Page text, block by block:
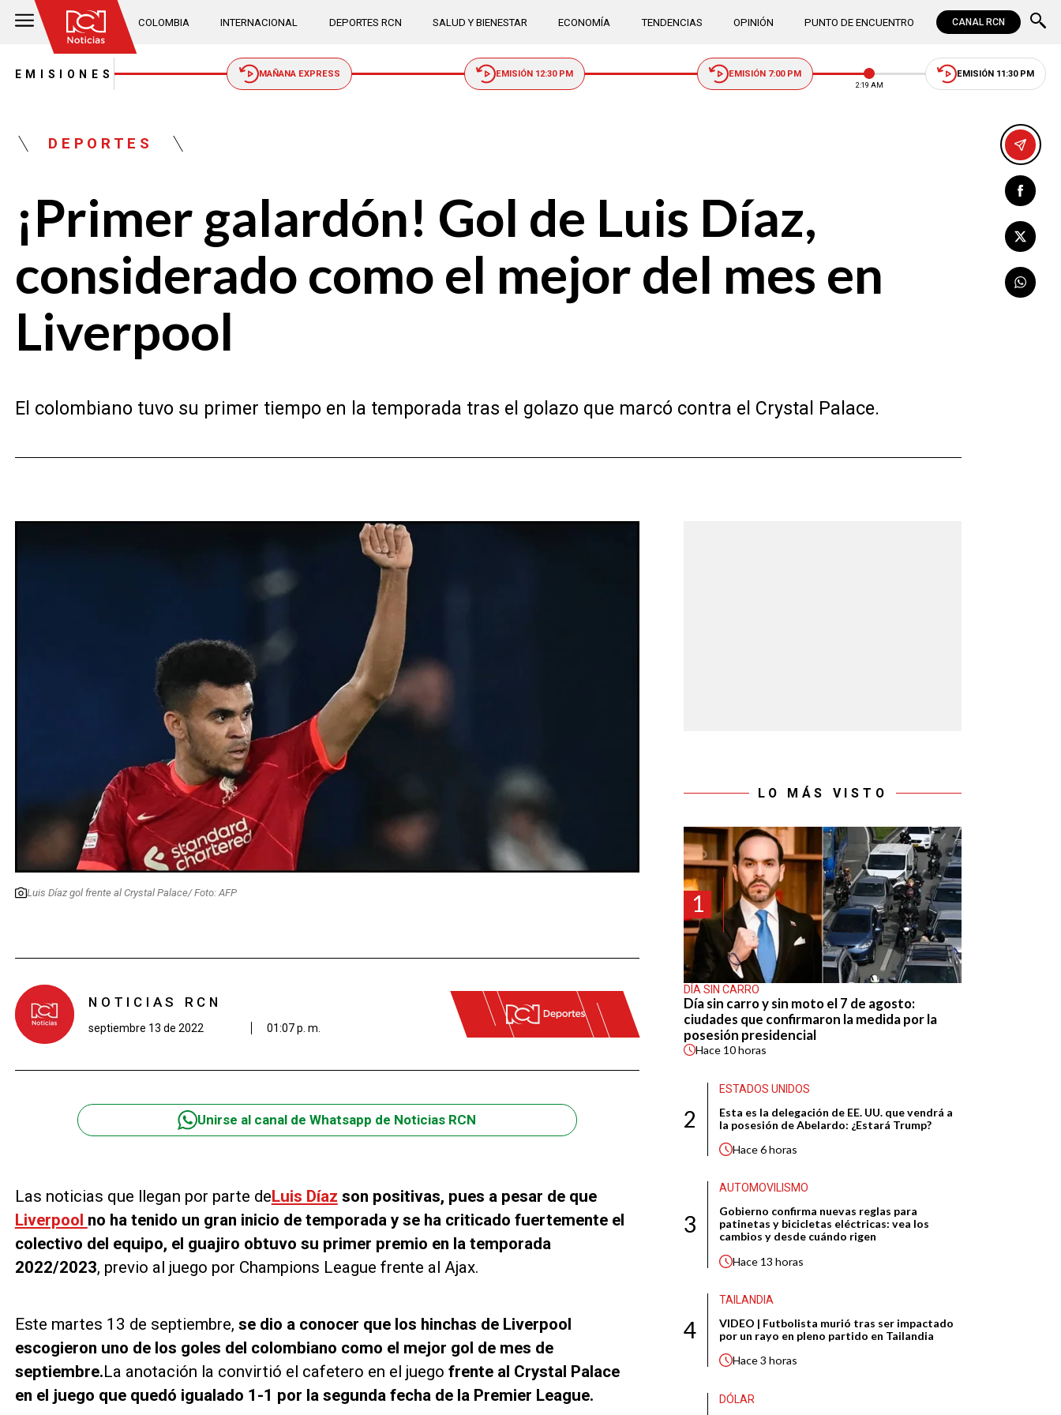
COLOMBIA INTERNACIONAL DEPORTES RCN SALUD Y BIENESTAR ECONOMÍA TENDENCIAS OPINIÓN PUNTO DE ENCUENTRO CANAL RCN
EMISIONES MAÑANA EXPRESS EMISIÓN 12:30 PM EMISIÓN 7:00 PM
2:19 AM
EMISIÓN 11:30 PM
DEPORTES
¡Primer galardón! Gol de Luis Díaz,
considerado como el mejor del mes en
Liverpool
El colombiano tuvo su primer tiempo en la temporada tras el golazo que marcó contra el Crystal Palace.
Luis Díaz gol frente al Crystal Palace/ Foto: AFP
NOTICIAS RCN
septiembre 13 de 2022 01:07 p. m.
Unirse al canal de Whatsapp de Noticias RCN
Las noticias que llegan por parte deLuis Díaz son positivas, pues a pesar de que
Liverpool no ha tenido un gran inicio de temporada y se ha criticado fuertemente el
colectivo del equipo, el guajiro obtuvo su primer premio en la temporada
2022/2023, previo al juego por Champions League frente al Ajax.
Este martes 13 de septiembre, se dio a conocer que los hinchas de Liverpool
escogieron uno de los goles del colombiano como el mejor gol de mes de
septiembre.La anotación la convirtió el cafetero en el juego frente al Crystal Palace
en el juego que quedó igualado 1-1 por la segunda fecha de la Premier League.
LO MÁS VISTO
1
DÍA SIN CARRO
Día sin carro y sin moto el 7 de agosto:
ciudades que confirmaron la medida por la
posesión presidencial
Hace 10 horas
2
ESTADOS UNIDOS
Esta es la delegación de EE. UU. que vendrá a
la posesión de Abelardo: ¿Estará Trump?
Hace6 horas
3
AUTOMOVILISMO
Gobierno confirma nuevas reglas para
patinetas y bicicletas eléctricas: vea los
cambios y desde cuándo rigen
Hace 13 horas
4
TAILANDIA
VIDEO | Futbolista murió tras ser impactado
por un rayo en pleno partido en Tailandia
Hace3 horas
DÓLAR